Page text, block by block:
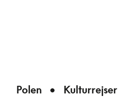
Polen Kulturrejser